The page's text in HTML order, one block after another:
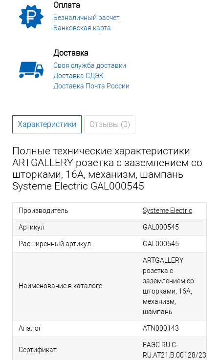
Оплата
Безналичный расчет
Банковская карта
Доставка
Своя служба доставки
Доставка СДЭК
Доставка Почта России
Характеристики Отзывы (0)
Полные технические характеристики
ARTGALLERY розетка с заземлением со
шторками, 16А, механизм, шампань
Systeme Electric GAL000545
Производитель Systeme Electric
Артикул GAL000545
Расширенный артикул GAL000545
Наименование в каталоге
ARTGALLERY
розетка с
заземлением со
шторками, 16А,
механизм,
шампань
Аналог ATN000143
Сертификат
ЕАЭС RU С-
RU.АТ21.В.00128/23